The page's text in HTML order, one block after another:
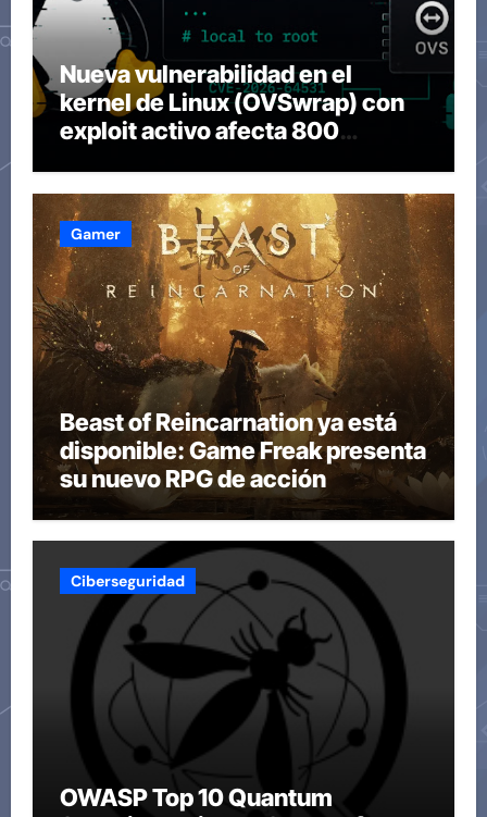
Nueva vulnerabilidad en el
kernel de Linux (OVSwrap) con
exploit activo afecta 800
Gamer
Beast of Reincarnation ya está
disponible: Game Freak presenta
su nuevo RPG de acción
Ciberseguridad
OWASP Top 10 Quantum